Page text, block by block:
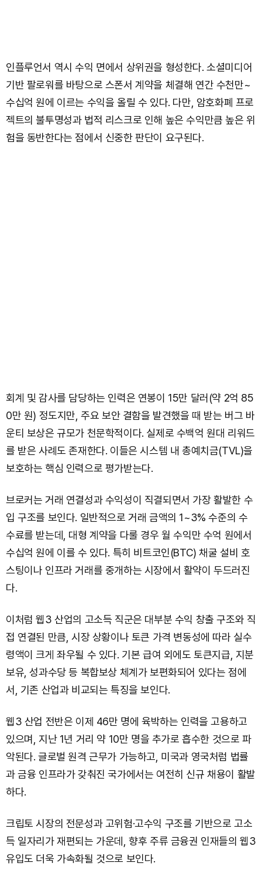
인플루언서 역시 수익 면에서 상위권을 형성한다. 소셜미디어
기반 팔로워를 바탕으로 스폰서 계약을 체결해 연간 수천만~
수십억 원에 이르는 수익을 올릴 수 있다. 다만, 암호화폐 프로
젝트의 불투명성과 법적 리스크로 인해 높은 수익만큼 높은 위
험을 동반한다는 점에서 신중한 판단이 요구된다.
회계 및 감사를 담당하는 인력은 연봉이 15만 달러(약 2억 85
0만 원) 정도지만, 주요 보안 결함을 발견했을 때 받는 버그 바
운티 보상은 규모가 천문학적이다. 실제로 수백억 원대 리워드
를 받은 사례도 존재한다. 이들은 시스템 내 총예치금(TVL)을
보호하는 핵심 인력으로 평가받는다.
브로커는 거래 연결성과 수익성이 직결되면서 가장 활발한 수
입 구조를 보인다. 일반적으로 거래 금액의 1~3% 수준의 수
수료를 받는데, 대형 계약을 다룰 경우 월 수익만 수억 원에서
수십억 원에 이를 수 있다. 특히 비트코인(BTC) 채굴 설비 호
스팅이나 인프라 거래를 중개하는 시장에서 활약이 두드러진
다.
이처럼 웹3 산업의 고소득 직군은 대부분 수익 창출 구조와 직
접 연결된 만큼, 시장 상황이나 토큰 가격 변동성에 따라 실수
령액이 크게 좌우될 수 있다. 기본 급여 외에도 토큰지급, 지분
보유, 성과수당 등 복합보상 체계가 보편화되어 있다는 점에
서, 기존 산업과 비교되는 특징을 보인다.
웹3 산업 전반은 이제 46만 명에 육박하는 인력을 고용하고
있으며, 지난 1년 거리 약 10만 명을 추가로 흡수한 것으로 파
악된다. 글로벌 원격 근무가 가능하고, 미국과 영국처럼 법률
과 금융 인프라가 갖춰진 국가에서는 여전히 신규 채용이 활발
하다.
크립토 시장의 전문성과 고위험·고수익 구조를 기반으로 고소
득 일자리가 재편되는 가운데, 향후 주류 금융권 인재들의 웹3
유입도 더욱 가속화될 것으로 보인다.